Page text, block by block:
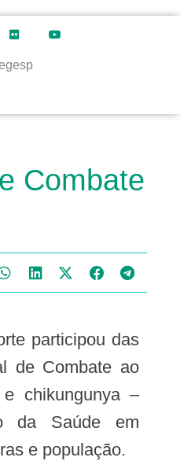
Combate
de Combate ao
chikungunya –
da Saúde em
e população.